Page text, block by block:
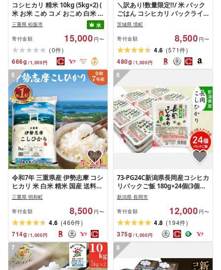
コシヒカリ 精米 10kg (5kg×2) (
米 お米 こめ コメ おこめ 白米 精
米 こしひかり コシヒカリ 令和7
年産コシヒカリ 松阪産コシヒカ
リ 三重県 松阪市)[002109A]
三重県 松阪市
米
寄付金額
15,000 円〜
(0件)
666g /1,000円
＼訳あり!数量限定!!/ 米 パック
ごはん コシヒカリ パックライ
ス 180g 20個or40個 [最短翌
日〜5営業日以内発送]配送月選
べます 国産 こしひかり ライス
パック パックご飯 保存食 備蓄
新生活 境町産コシヒカリ使用
[沖縄・離島発送不可]
茨城県 境町
寄付金額 8,500 円〜
4.6 (571件)
480g /1,000円
5
令和7年 三重県産 伊勢志摩 コシ
ヒカリ 米 白米 精米 国産 送料無
料 えらべる 発送時期 ふるさと
納税 ふるさと コメ こめ おこめ
お米 ブランド米 ふるさと納税
ふるさと 人気
三重県 明和町
寄付金額 8,500 円〜
4.6 (466件)
714g /1,000円
6
73-PG24C新潟県長岡産コシヒカ
リパックご飯 180g×24個(3個入
れ×8袋)
新潟県 長岡市
寄付金額 12,000 円〜
4.8 (194件)
375g /1,000円
7 8